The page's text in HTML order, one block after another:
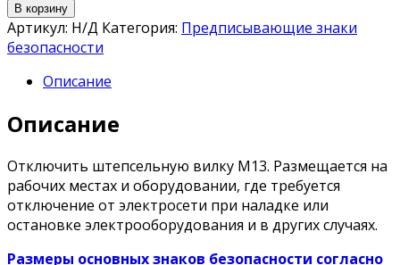
В корзину
Артикул: Н/Д Категория: Предписывающие знаки
безопасности
Описание
Описание
Отключить штепсельную вилку M13. Размещается на
рабочих местах и оборудовании, где требуется
отключение от электросети при наладке или
остановке электрооборудования и в других случаях.
Размеры основных знаков безопасности согласно